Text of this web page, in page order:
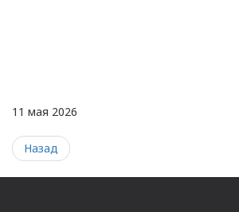
11 мая 2026
Назад